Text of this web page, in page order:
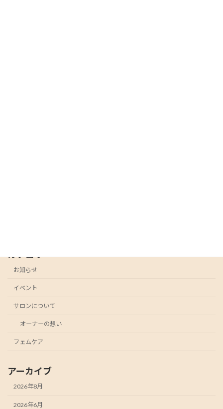
カテゴリー
お知らせ
イベント
サロンについて
オーナーの想い
フェムケア
アーカイブ
2026年8月
2026年6月